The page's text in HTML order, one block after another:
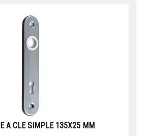
A CLE SIMPLE 135X25 MM